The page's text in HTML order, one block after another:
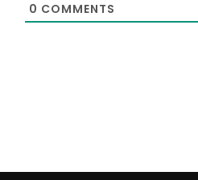
0 COMMENTS